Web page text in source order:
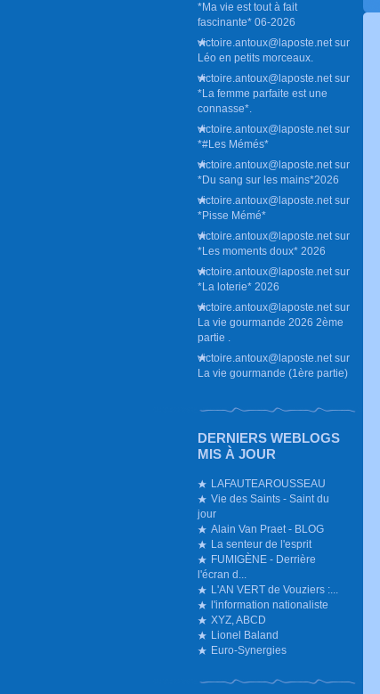
*Ma vie est tout à fait
fascinante* 06-2026
victoire.antoux@laposte.net sur
Léo en petits morceaux.
victoire.antoux@laposte.net sur
*La femme parfaite est une
connasse*.
victoire.antoux@laposte.net sur
*#Les Mémés*
victoire.antoux@laposte.net sur
*Du sang sur les mains*2026
victoire.antoux@laposte.net sur
*Pisse Mémé*
victoire.antoux@laposte.net sur
*Les moments doux* 2026
victoire.antoux@laposte.net sur
*La loterie* 2026
victoire.antoux@laposte.net sur
La vie gourmande 2026 2ème
partie .
victoire.antoux@laposte.net sur
La vie gourmande (1ère partie)
DERNIERS WEBLOGS
MIS À JOUR
LAFAUTEAROUSSEAU
Vie des Saints - Saint du
jour
Alain Van Praet - BLOG
La senteur de l'esprit
FUMIGÈNE - Derrière
l'écran d...
L'AN VERT de Vouziers :...
l'information nationaliste
XYZ, ABCD
Lionel Baland
Euro-Synergies